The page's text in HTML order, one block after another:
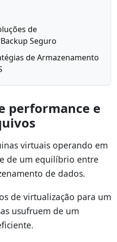
de
Seguro
de Armazenamento
performance e
virtuais operando em
de um equilíbrio entre
de dados.
de virtualização para um
usufruem de um